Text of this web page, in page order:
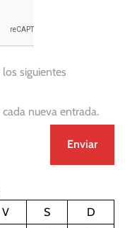
siguientes
nueva entrada.
V S
D